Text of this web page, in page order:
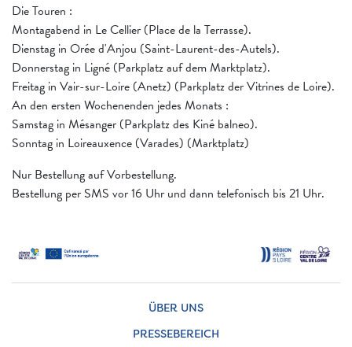
Die Touren :
Montagabend in Le Cellier (Place de la Terrasse).
Dienstag in Orée d'Anjou (Saint-Laurent-des-Autels).
Donnerstag in Ligné (Parkplatz auf dem Marktplatz).
Freitag in Vair-sur-Loire (Anetz) (Parkplatz der Vitrines de Loire).
An den ersten Wochenenden jedes Monats :
Samstag in Mésanger (Parkplatz des Kiné balneo).
Sonntag in Loireauxence (Varades) (Marktplatz)
Nur Bestellung auf Vorbestellung.
Bestellung per SMS vor 16 Uhr und dann telefonisch bis 21 Uhr.
ÜBER UNS
PRESSEBEREICH